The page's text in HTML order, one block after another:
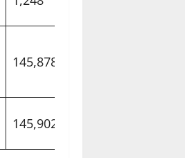
145,878
145,902